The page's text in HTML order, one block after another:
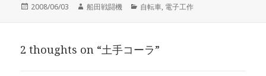
投
2008/06/03
作
船田戦闘機
カ
ー
自転車, 電子工作
2 thoughts on “土手コーラ”